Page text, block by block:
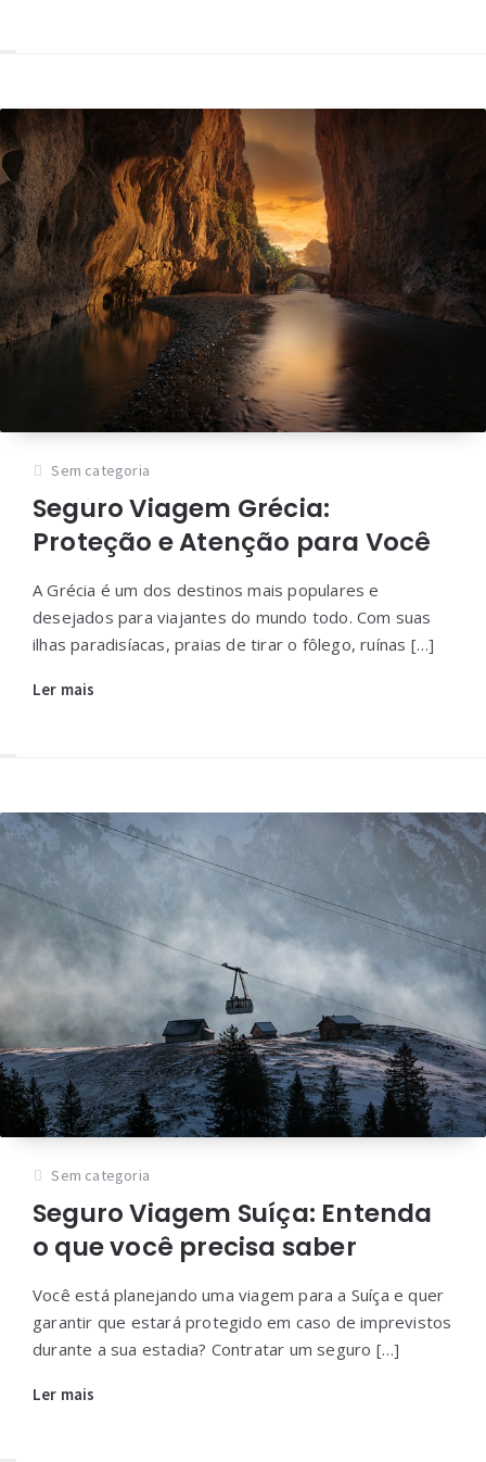
Sem categoria
Seguro Viagem Grécia:
Proteção e Atenção para Você
A Grécia é um dos destinos mais populares e
desejados para viajantes do mundo todo. Com suas
ilhas paradisíacas, praias de tirar o fôlego, ruínas […]
Ler mais
Sem categoria
Seguro Viagem Suíça: Entenda
o que você precisa saber
Você está planejando uma viagem para a Suíça e quer
garantir que estará protegido em caso de imprevistos
durante a sua estadia? Contratar um seguro […]
Ler mais